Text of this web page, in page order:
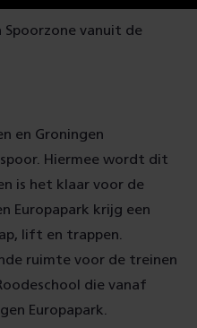
Spoorzone vanuit de
en Groningen
Hiermee wordt dit
is het klaar voor de
Europapark krijg een
lift en trappen.
ruimte voor de treinen
die vanaf
Europapark.